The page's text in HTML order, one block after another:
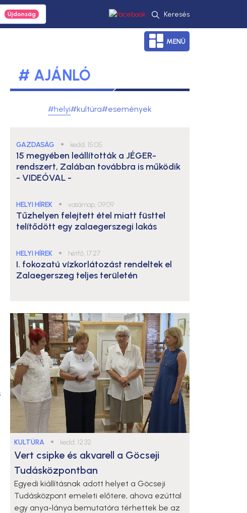
Keresés
MENÜ
# AJÁNLÓ
#helyi#kultúra#események
GAZDASÁG ● kedd, 15:05
15 megyében leállították a JÉGER-
rendszert, Zalában továbbra is működik
- VIDEÓVAL -
HELYI HÍREK ● vasárnap, 09:09
Tűzhelyen felejtett étel miatt füsttel
telítődött egy zalaegerszegi lakás
HELYI HÍREK ● hétfő, 17:27
I. fokozatú vízkorlátozást rendeltek el
Zalaegerszeg teljes területén
KULTÚRA ● kedd, 12:32
Vert csipke és akvarell a Göcseji
Tudásközpontban
Egyedi kiállításnak adott helyet a Göcseji
Tudásközpont emeleti előtere, ahova ezúttal
egy anya-lánya bemutatóra térhettek be az